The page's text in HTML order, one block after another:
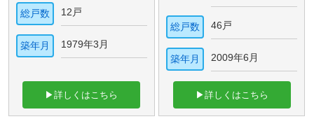
総戸数 12戸
築年月 1979年3月
▶詳しくはこちら
総戸数 46戸
築年月 2009年6月
▶詳しくはこちら